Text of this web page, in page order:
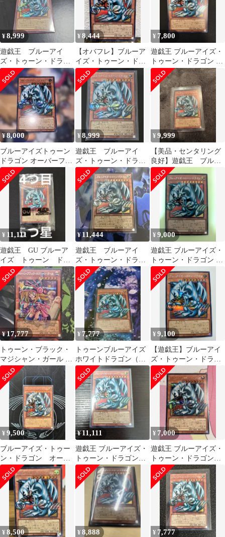
¥8,999
遊戯王 ブルーアイ
ズ・トゥーン・ドラゴ
ン オーバーフレーム
シークレットレア
¥8,444
【オバフレ】ブルーア
イズ・トゥーン・ドラ
ゴン【遊戯王】
¥ 7,800
遊戯王 ブルーアイズ・
トゥーン・ドラゴン オ
ーバーフレーム
¥8,000
ブルーアイズトゥーン
ドラゴン オーバーフレ
ーム シークレット
¥8,999
遊戯王 ブルーアイ
ズ・トゥーン・ドラゴ
ン オーバーフレーム
¥9,999
【美品・センタリング
良好】遊戯王 ブルー
アイズトゥーンドラゴ
ン オーバーフレーム
¥ 11,111
遊戯王 GU ブルーア
イズ トゥーン ドラ
ゴン シークレット 4
つ目5つ星個体
¥ 11,444
遊戯王 ブルーアイ
ズ・トゥーン・ドラゴ
ン オーバーフレー
ム シク
¥9,000
遊戯王 ブルーアイズ・
トゥーン・ドラゴン シ
ークレット オーバーフ
レーム
¥17,777
トゥーン・ブラック・
マジシャン・ガール オ
ーバーフレーム シーク
レット 1枚
¥ 7,777
トゥーンブルーアイズ
ホワイトドラゴン（オ
ーバーフレーム）
¥9,100
【遊戯王】ブルーアイ
ズ・トゥーン・ドラゴ
ン（オーバーフレー
ム）
¥9,500
ブルーアイズ・トゥー
ン・ドラゴン オーバ
ーフレームシークレッ
ト
¥11,111
遊戯王 ブルーアイズ・
トゥーン・ドラゴン
オーバーフレーム シ
ークレット
¥ 7,000
遊戯王 ブルーアイズ・
トゥーン・ドラゴン
オーバーフレームシー
クレット
¥8,500 ¥8,888 ¥ 7,777